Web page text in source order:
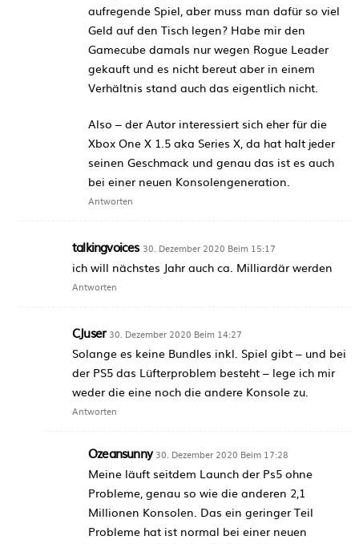
aufregende Spiel, aber muss man dafür so viel
Geld auf den Tisch legen? Habe mir den
Gamecube damals nur wegen Rogue Leader
gekauft und es nicht bereut aber in einem
Verhältnis stand auch das eigentlich nicht.
Also – der Autor interessiert sich eher für die
Xbox One X 1.5 aka Series X, da hat halt jeder
seinen Geschmack und genau das ist es auch
bei einer neuen Konsolengeneration.
Antworten
talkingvoices 30. Dezember 2020 Beim 15:17
ich will nächstes Jahr auch ca. Milliardär werden
Antworten
CJuser 30. Dezember 2020 Beim 14:27
Solange es keine Bundles inkl. Spiel gibt – und bei
der PS5 das Lüfterproblem besteht – lege ich mir
weder die eine noch die andere Konsole zu.
Antworten
Ozeansunny 30. Dezember 2020 Beim 17:28
Meine läuft seitdem Launch der Ps5 ohne
Probleme, genau so wie die anderen 2,1
Millionen Konsolen. Das ein geringer Teil
Probleme hat ist normal bei einer neuen